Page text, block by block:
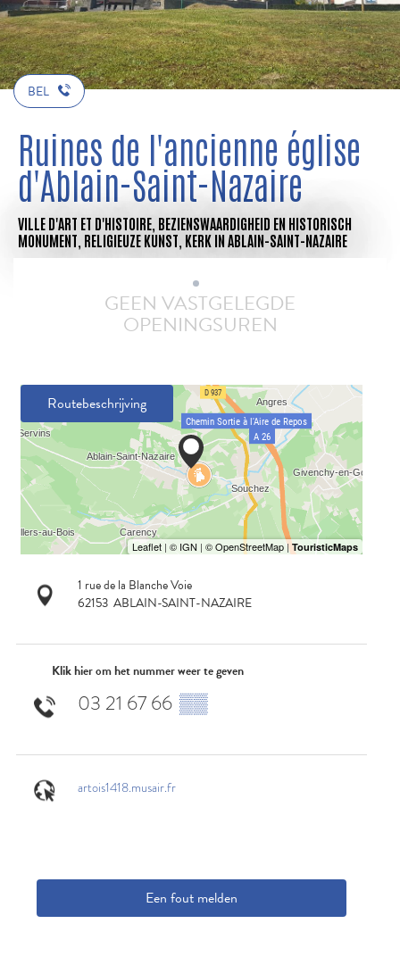
BEL
Ruines de l'ancienne église
d'Ablain-Saint-Nazaire
VILLE D'ART ET D'HISTOIRE, BEZIENSWAARDIGHEID EN HISTORISCH
MONUMENT, RELIGIEUZE KUNST, KERK IN ABLAIN-SAINT-NAZAIRE
GEEN VASTGELEGDE
OPENINGSUREN
Routebeschrijving
1 rue de la Blanche Voie
62153 ABLAIN-SAINT-NAZAIRE
Klik hier om het nummer weer te geven
03 21 67 66 ▒▒
artois1418.musair.fr
Een fout melden